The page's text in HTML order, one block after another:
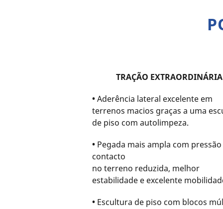
TRAÇÃO EXTRAORDINÁRIA
•Aderência lateral excelente em
terrenos macios graças a uma
de piso com autolimpeza.
• Pegada mais ampla com
contacto
no terreno reduzida, melhor
estabilidade e excelente
• Escultura de piso com blocos